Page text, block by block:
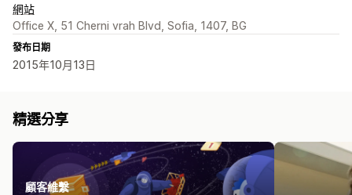
網站
Office X, 51 Cherni vrah Blvd, Sofia, 1407, BG
發布日期
2015年10月13日
精選分享
顧客維繫